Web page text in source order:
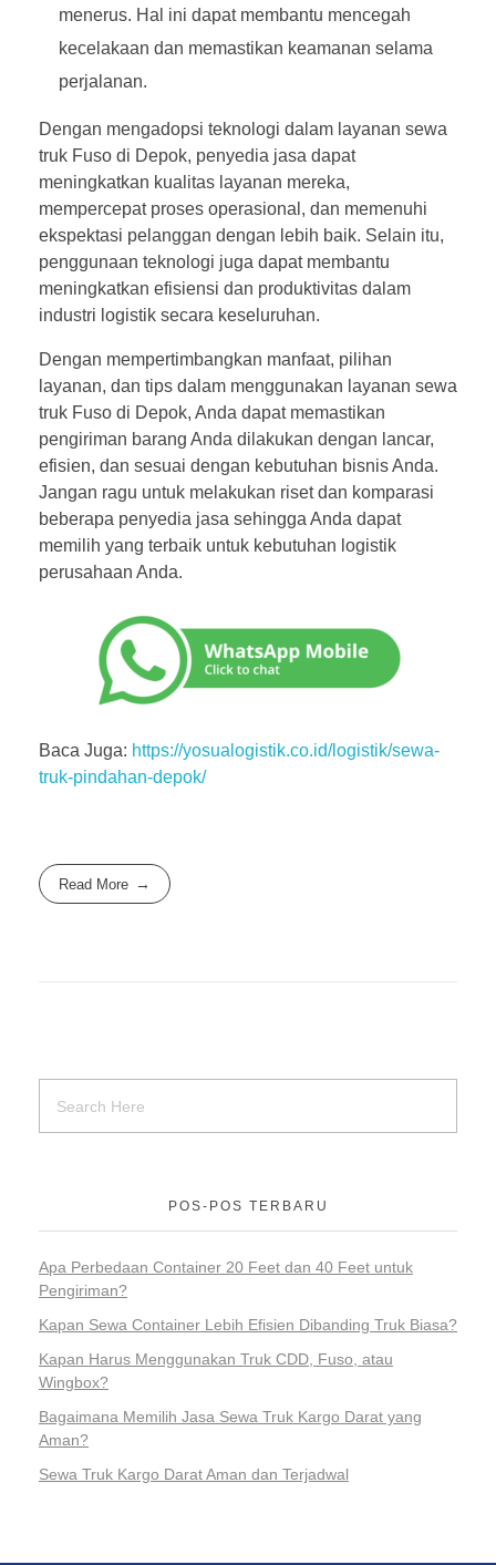
menerus. Hal ini dapat membantu mencegah
kecelakaan dan memastikan keamanan selama
perjalanan.
Dengan mengadopsi teknologi dalam layanan sewa
truk Fuso di Depok, penyedia jasa dapat
meningkatkan kualitas layanan mereka,
mempercepat proses operasional, dan memenuhi
ekspektasi pelanggan dengan lebih baik. Selain itu,
penggunaan teknologi juga dapat membantu
meningkatkan efisiensi dan produktivitas dalam
industri logistik secara keseluruhan.
Dengan mempertimbangkan manfaat, pilihan
layanan, dan tips dalam menggunakan layanan sewa
truk Fuso di Depok, Anda dapat memastikan
pengiriman barang Anda dilakukan dengan lancar,
efisien, dan sesuai dengan kebutuhan bisnis Anda.
Jangan ragu untuk melakukan riset dan komparasi
beberapa penyedia jasa sehingga Anda dapat
memilih yang terbaik untuk kebutuhan logistik
perusahaan Anda.
Baca Juga: https://yosualogistik.co.id/logistik/sewa-
truk-pindahan-depok/
Read More
POS-POS TERBARU
Apa Perbedaan Container 20 Feet dan 40 Feet untuk
Pengiriman?
Kapan Sewa Container Lebih Efisien Dibanding Truk Biasa?
Kapan Harus Menggunakan Truk CDD, Fuso, atau
Wingbox?
Bagaimana Memilih Jasa Sewa Truk Kargo Darat yang
Aman?
Sewa Truk Kargo Darat Aman dan Terjadwal